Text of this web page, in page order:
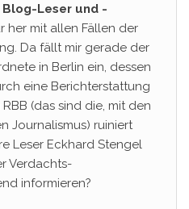
Leser und -
her mit allen Fällen der
Da fällt mir gerade der
in Berlin ein, dessen
eine Berichterstattung
(das sind die, mit den
Journalismus) ruiniert
Leser Eckhard Stengel
Verdachts-
informieren?